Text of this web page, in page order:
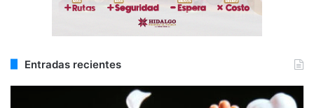
Entradas recientes